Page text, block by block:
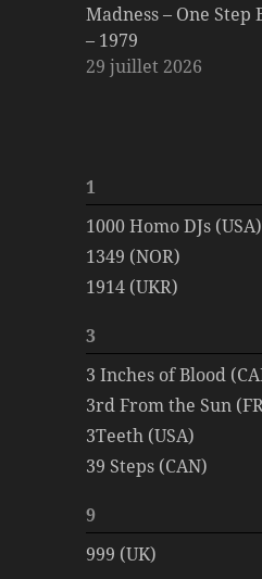
Madness – One Step
– 1979
29 juillet 2026
1
1000 Homo DJs (USA)
1349 (NOR)
1914 (UKR)
3
3 Inches of Blood
3rd From the Sun
3Teeth (USA)
39 Steps (CAN)
9
999 (UK)